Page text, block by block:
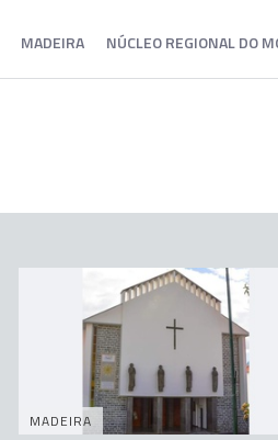
MADEIRA NÚCLEO REGIONAL DO
MADEIRA